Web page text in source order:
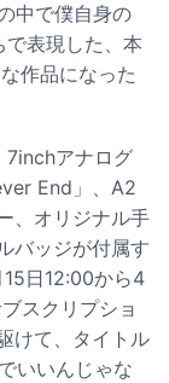
中で僕自身の
で表現した、本
作品になった
7inchアナログ
End」、A2
、オリジナル手
バッジが付属す
日12:00から4
スクリプショ
けて、タイトル
いいんじゃな